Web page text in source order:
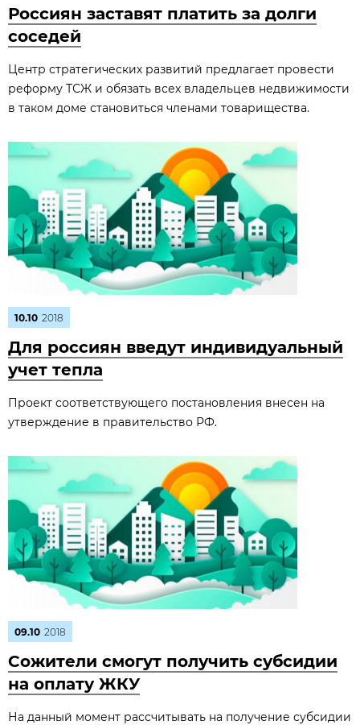
Россиян заставят платить за долги
соседей
Центр стратегических развитий предлагает провести
реформу ТСЖ и обязать всех владельцев недвижимости
в таком доме становиться членами товарищества.
10.10 2018
Для россиян введут индивидуальный
учет тепла
Проект соответствующего постановления внесен на
утверждение в правительство РФ.
09.10 2018
Сожители смогут получить субсидии
на оплату ЖКУ
На данный момент рассчитывать на получение субсидии